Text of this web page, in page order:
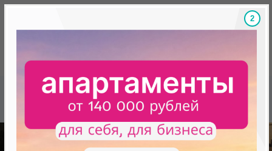
Скидки на новостройки, бонусы Готовые
1